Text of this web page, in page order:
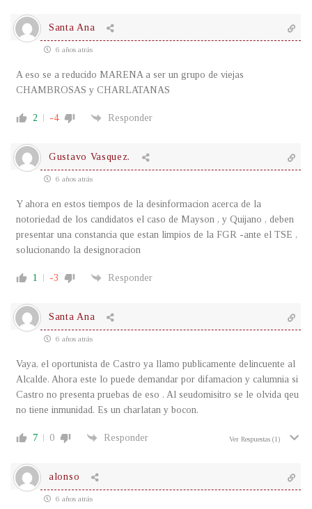
Santa Ana
6 años atrás
A eso se a reducido MARENA a ser un grupo de viejas
CHAMBROSAS y CHARLATANAS
2 -4 Responder
Gustavo Vasquez.
6 años atrás
Y ahora en estos tiempos de la desinformacion acerca de la
notoriedad de los candidatos el caso de Mayson , y Quijano , deben
presentar una constancia que estan limpios de la FGR -ante el TSE ,
solucionando la designoracion
1 -3 Responder
Santa Ana
6 años atrás
Vaya, el oportunista de Castro ya llamo publicamente delincuente al
Alcalde. Ahora este lo puede demandar por difamacion y calumnia si
Castro no presenta pruebas de eso . Al seudomisitro se le olvida qeu
no tiene inmunidad. Es un charlatan y bocon.
7 0 Responder Ver Respuestas (1)
alonso
6 años atrás